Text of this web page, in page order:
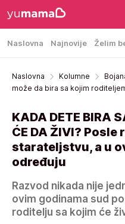
Naslovna Najnovije Želim
Naslovna Kolumne
može da bira sa kojim
KADA DETE BIRA
ĆE DA ŽIVI?
starateljstvu, a u
određuju
Razvod nikada nije
ovim godinama sud
roditelju sa kojim će